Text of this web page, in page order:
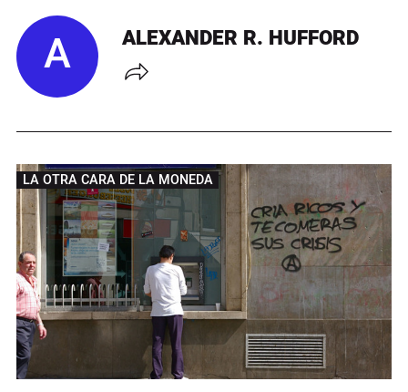
A ALEXANDER R. HUFFORD
LA OTRA CARA DE LA MONEDA